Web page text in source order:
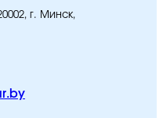
г. Минск,